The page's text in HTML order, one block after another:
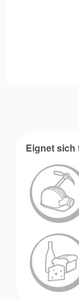
Eignet sich